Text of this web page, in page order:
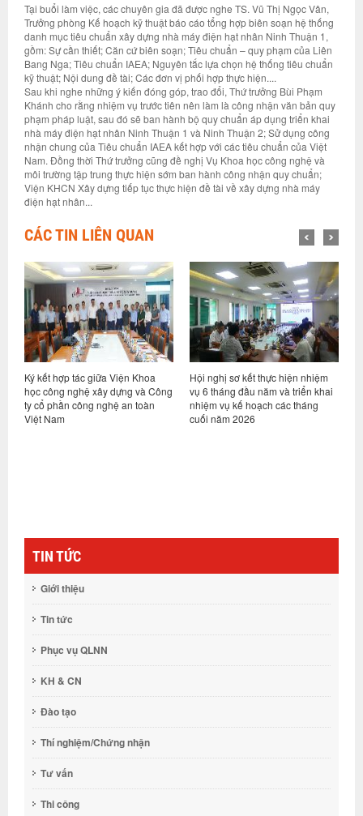
Tại buổi làm việc, các chuyên gia đã được nghe TS. Vũ Thị Ngọc Vân,
Trưởng phòng Kế hoạch kỹ thuật báo cáo tổng hợp biên soạn hệ thống
danh mục tiêu chuẩn xây dựng nhà máy điện hạt nhân Ninh Thuận 1,
gồm: Sự cần thiết; Căn cứ biên soạn; Tiêu chuẩn – quy phạm của Liên
Bang Nga; Tiêu chuẩn IAEA; Nguyên tắc lựa chọn hệ thống tiêu chuẩn
kỹ thuật; Nội dung đề tài; Các đơn vị phối hợp thực hiện....
Sau khi nghe những ý kiến đóng góp, trao đổi, Thứ trưởng Bùi Phạm
Khánh cho rằng nhiệm vụ trước tiên nên làm là công nhận văn bản quy
phạm pháp luật, sau đó sẽ ban hành bộ quy chuẩn áp dụng triển khai
nhà máy điện hạt nhân Ninh Thuận 1 và Ninh Thuận 2; Sử dụng công
nhận chung của Tiêu chuẩn IAEA kết hợp với các tiêu chuẩn của Việt
Nam. Đồng thời Thứ trưởng cũng đề nghị Vụ Khoa học công nghệ và
môi trường tập trung thực hiện sớm ban hành công nhận quy chuẩn;
Viện KHCN Xây dựng tiếp tục thực hiện đề tài về xây dựng nhà máy
điện hạt nhân...
CÁC TIN LIÊN QUAN
Ký kết hợp tác giữa Viện Khoa
học công nghệ xây dựng và Công
ty cổ phần công nghệ an toàn
Việt Nam
Hội nghị sơ kết thực hiện nhiệm
vụ 6 tháng đầu năm và triển khai
nhiệm vụ kế hoạch các tháng
cuối năm 2026
TIN TỨC
Giới thiệu
Tin tức
Phục vụ QLNN
KH & CN
Đào tạo
Thí nghiệm/Chứng nhận
Tư vấn
Thi công